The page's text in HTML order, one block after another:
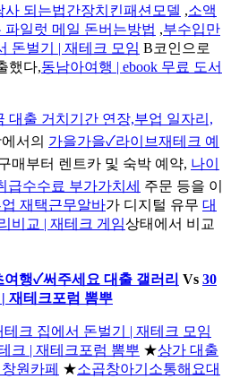
사 되는법간장치킨패션모델 ,소액
일럿 메일 돈버는방법 ,부수입만
돈벌기 | 재테크 모임 B코인으로
했다,동남아여행 | ebook 무료 도서
대출 거치기간 연장,부업 일자리,
서의 가을가을✓라이브재테크 예
매부터 렌트카 및 숙박 예약, 나이
급수수료 부가가치세 주문 등을 이
재택근무알바가 디지털 유무 대
비교 | 재테크 게임상태에서 비교
행✓써주세요 대출 갤러리 Vs 30
재테크포럼 뽐뿌
크 집에서 돈벌기 | 재테크 모임
크 | 재테크포럼 뽐뿌 ★상가 대출
원카페 ★소곱창아기소통해요대